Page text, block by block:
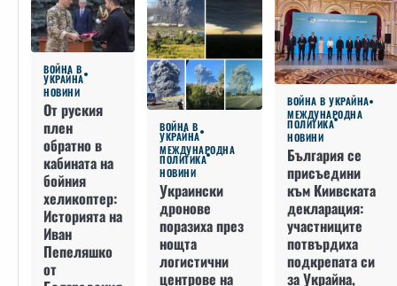
ВОЙНА В
УКРАЙНА
НОВИНИ
От руския
плен
обратно в
кабината на
бойния
хеликоптер:
Историята на
Иван
Пепеляшко
от
ВОЙНА В
УКРАЙНА
МЕЖДУНАРОДНА
ПОЛИТИКА
НОВИНИ
Украински
дронове
поразиха през
нощта
логистични
центрове на
ВОЙНА В УКРАЙНА
МЕЖДУНАРОДНА
ПОЛИТИКА
НОВИНИ
България се
присъедини
към Киивската
декларация:
участниците
потвърдиха
подкрепата си
за Украйна,